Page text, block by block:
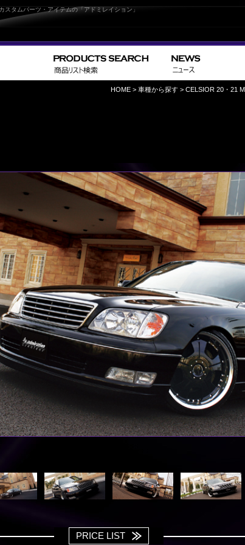
タムパーツ・アイテムの「アドミレイション」
PRICE LIST
HOME > 車種から探す > CELSIOR 20・21